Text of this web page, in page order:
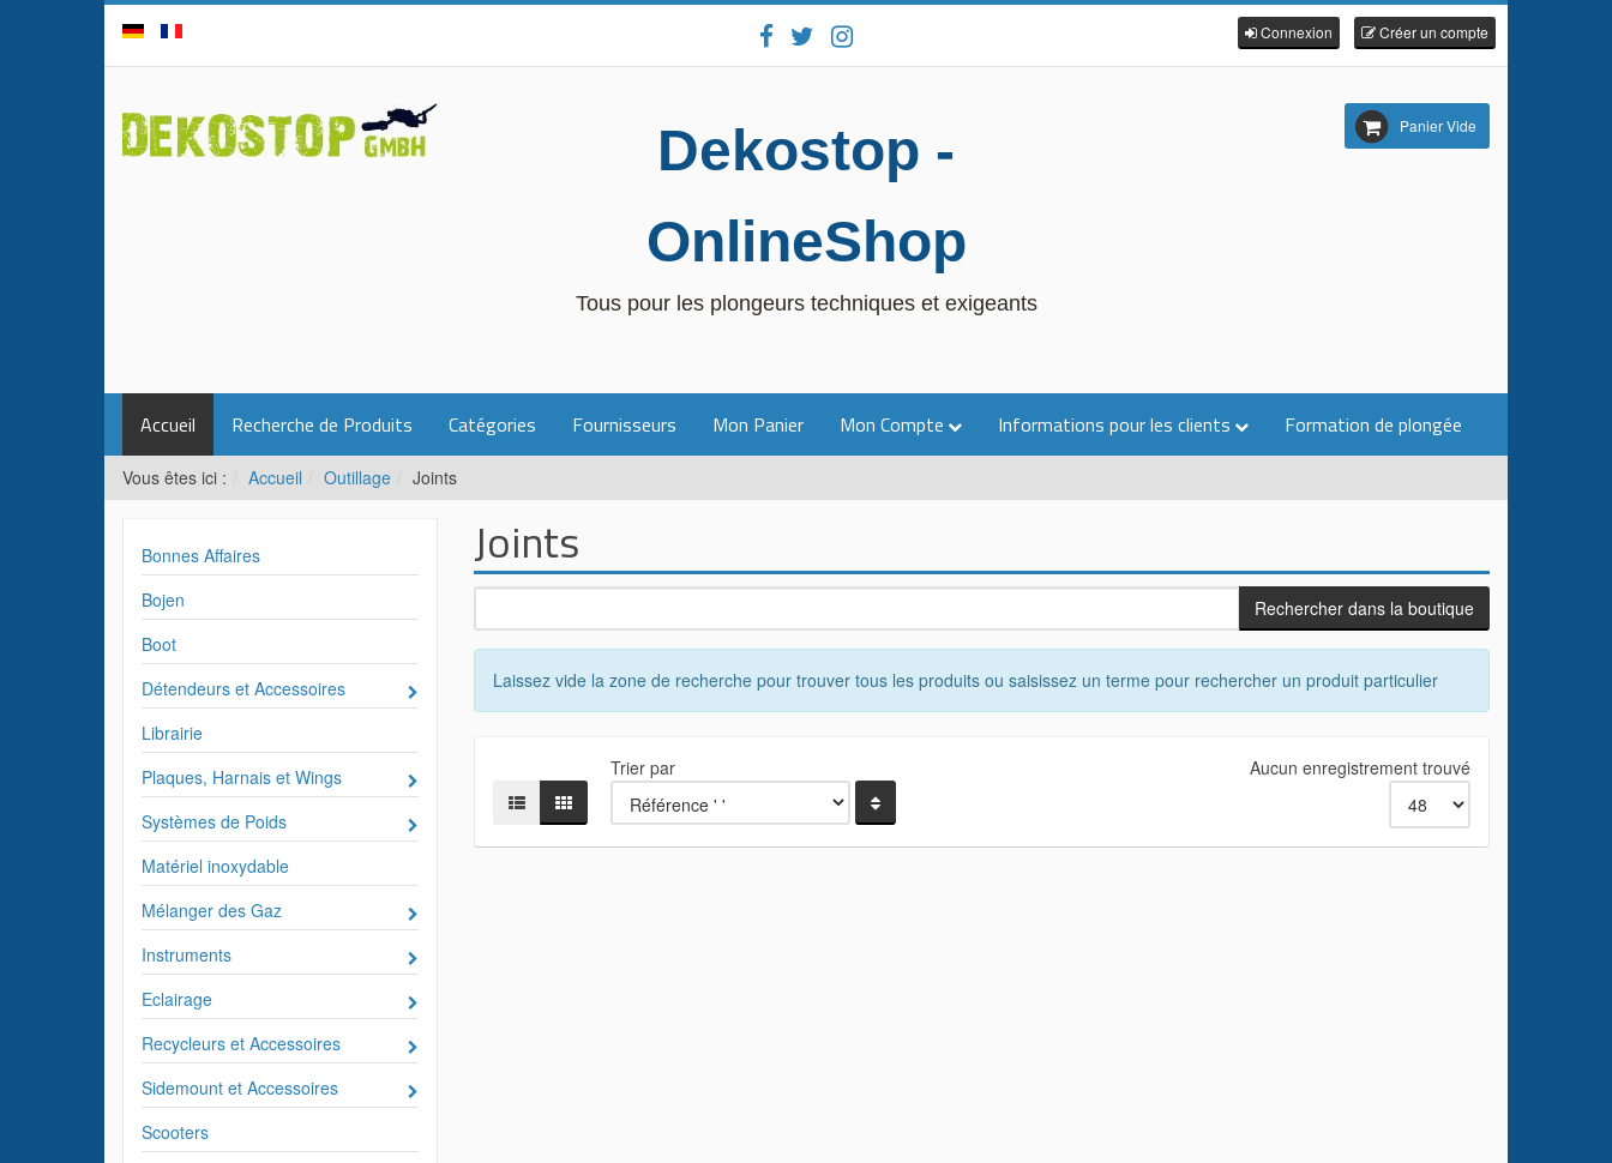
Connexion Créer un compte
Dekostop -
OnlineShop
Tous pour les plongeurs techniques et exigeants
Panier Vide
Accueil Recherche de Produits Catégories Fournisseurs Mon Panier Mon Compte Informations pour les clients Formation de plongée
Vous êtes ici : Accueil Outillage Joints
Joints
Laissez vide la zone de recherche pour trouver tous les produits ou saisissez un terme pour rechercher un produit particulier
Trier par Aucun enregistrement trouvé
Bonnes Affaires
Bojen
Boot
Détendeurs et Accessoires
Librairie
Plaques, Harnais et Wings
Systèmes de Poids
Matériel inoxydable
Mélanger des Gaz
Instruments
Eclairage
Recycleurs et Accessoires
Sidemount et Accessoires
Scooters